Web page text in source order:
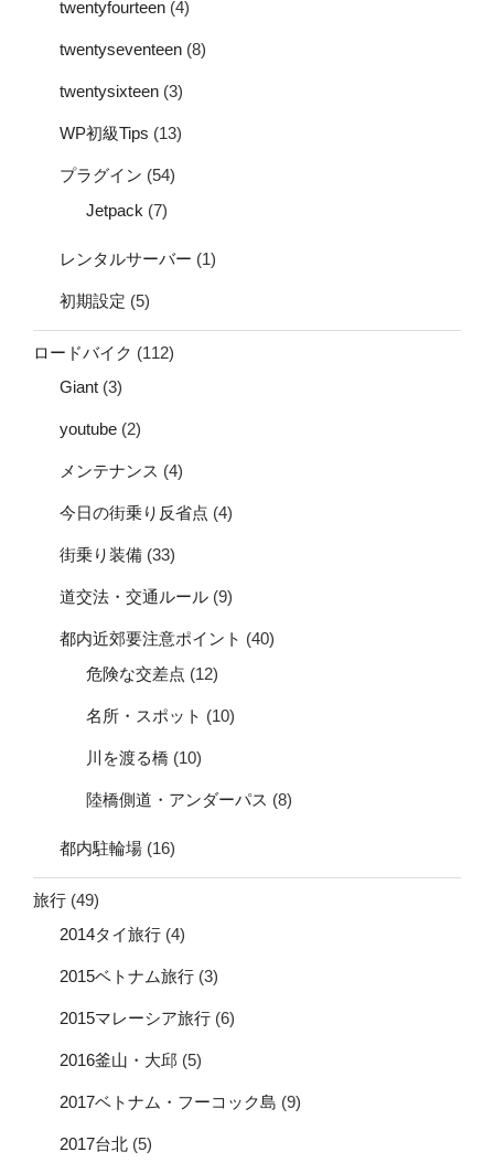
twentyfourteen (4)
twentyseventeen (8)
twentysixteen (3)
WP初級Tips (13)
プラグイン (54)
Jetpack (7)
レンタルサーバー (1)
初期設定 (5)
ロードバイク (112)
Giant (3)
youtube (2)
メンテナンス (4)
今日の街乗り反省点 (4)
街乗り装備 (33)
道交法・交通ルール (9)
都内近郊要注意ポイント (40)
危険な交差点 (12)
名所・スポット (10)
川を渡る橋 (10)
陸橋側道・アンダーパス (8)
都内駐輪場 (16)
旅行 (49)
2014タイ旅行 (4)
2015ベトナム旅行 (3)
2015マレーシア旅行 (6)
2016釜山・大邱 (5)
2017ベトナム・フーコック島 (9)
2017台北 (5)